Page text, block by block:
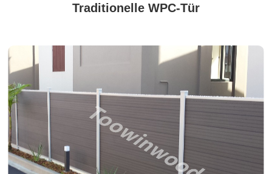
Traditionelle WPC-Tür